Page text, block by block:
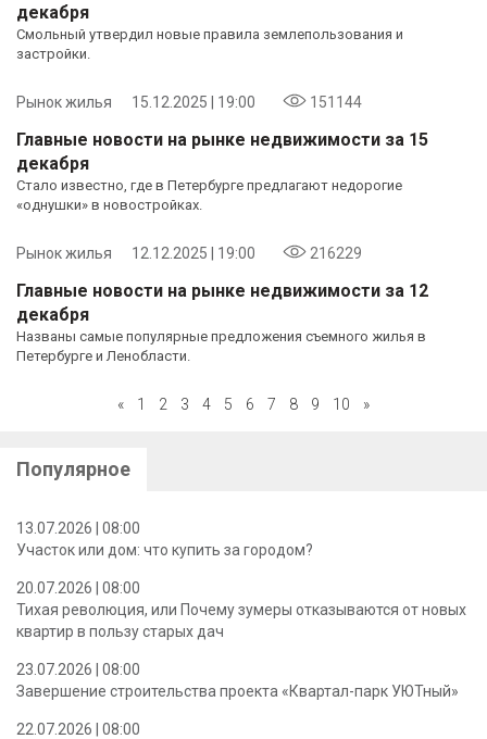
декабря
Смольный утвердил новые правила землепользования и
застройки.
Рынок жилья 15.12.2025 | 19:00 151144
Главные новости на рынке недвижимости за 15
декабря
Стало известно, где в Петербурге предлагают недорогие
«однушки» в новостройках.
Рынок жилья 12.12.2025 | 19:00 216229
Главные новости на рынке недвижимости за 12
декабря
Названы самые популярные предложения съемного жилья в
Петербурге и Ленобласти.
« 1 2 3 4 5 6 7 8 9 10 »
Популярное
13.07.2026 | 08:00
Участок или дом: что купить за городом?
20.07.2026 | 08:00
Тихая революция, или Почему зумеры отказываются от новых
квартир в пользу старых дач
23.07.2026 | 08:00
Завершение строительства проекта «Квартал-парк УЮТный»
22.07.2026 | 08:00